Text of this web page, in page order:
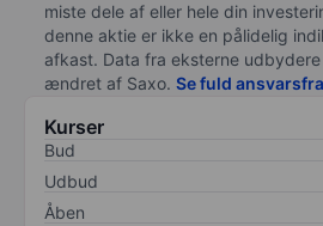
miste dele af eller hele din
denne aktie er ikke en pålidelig
afkast. Data fra eksterne
ændret af Saxo. Se fuld
Kurser
Bud
Udbud
Åben